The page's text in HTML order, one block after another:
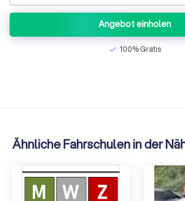
Angebot einholen
check 100% Gratis
Ähnliche Fahrschulen in der